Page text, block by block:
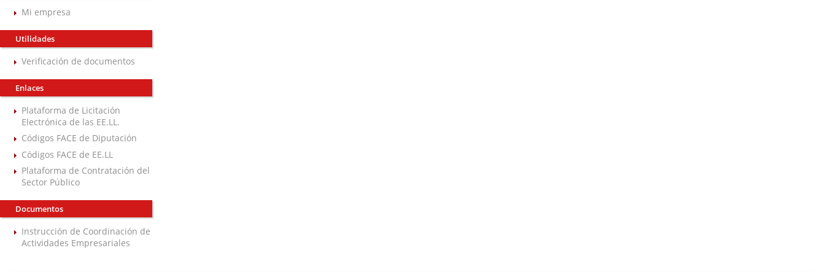
Mi empresa
Utilidades
Verificación de documentos
Enlaces
Plataforma de Licitación
Electrónica de las EE.LL.
Códigos FACE de Diputación
Códigos FACE de EE.LL
Plataforma de Contratación del
Sector Público
Documentos
Instrucción de Coordinación de
Actividades Empresariales